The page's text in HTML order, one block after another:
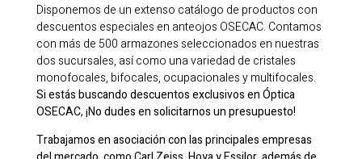
Disponemos de un extenso catálogo de productos con
descuentos especiales en anteojos OSECAC. Contamos
con más de 500 armazones seleccionados en nuestras
dos sucursales, así como una variedad de cristales
monofocales, bifocales, ocupacionales y multifocales.
Si estás buscando descuentos exclusivos en Óptica
OSECAC, ¡No dudes en solicitarnos un presupuesto!
Trabajamos en asociación con las principales empresas